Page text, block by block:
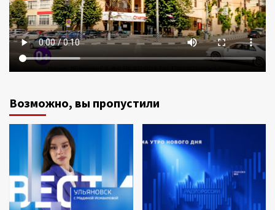
Возможно, вы пропустили